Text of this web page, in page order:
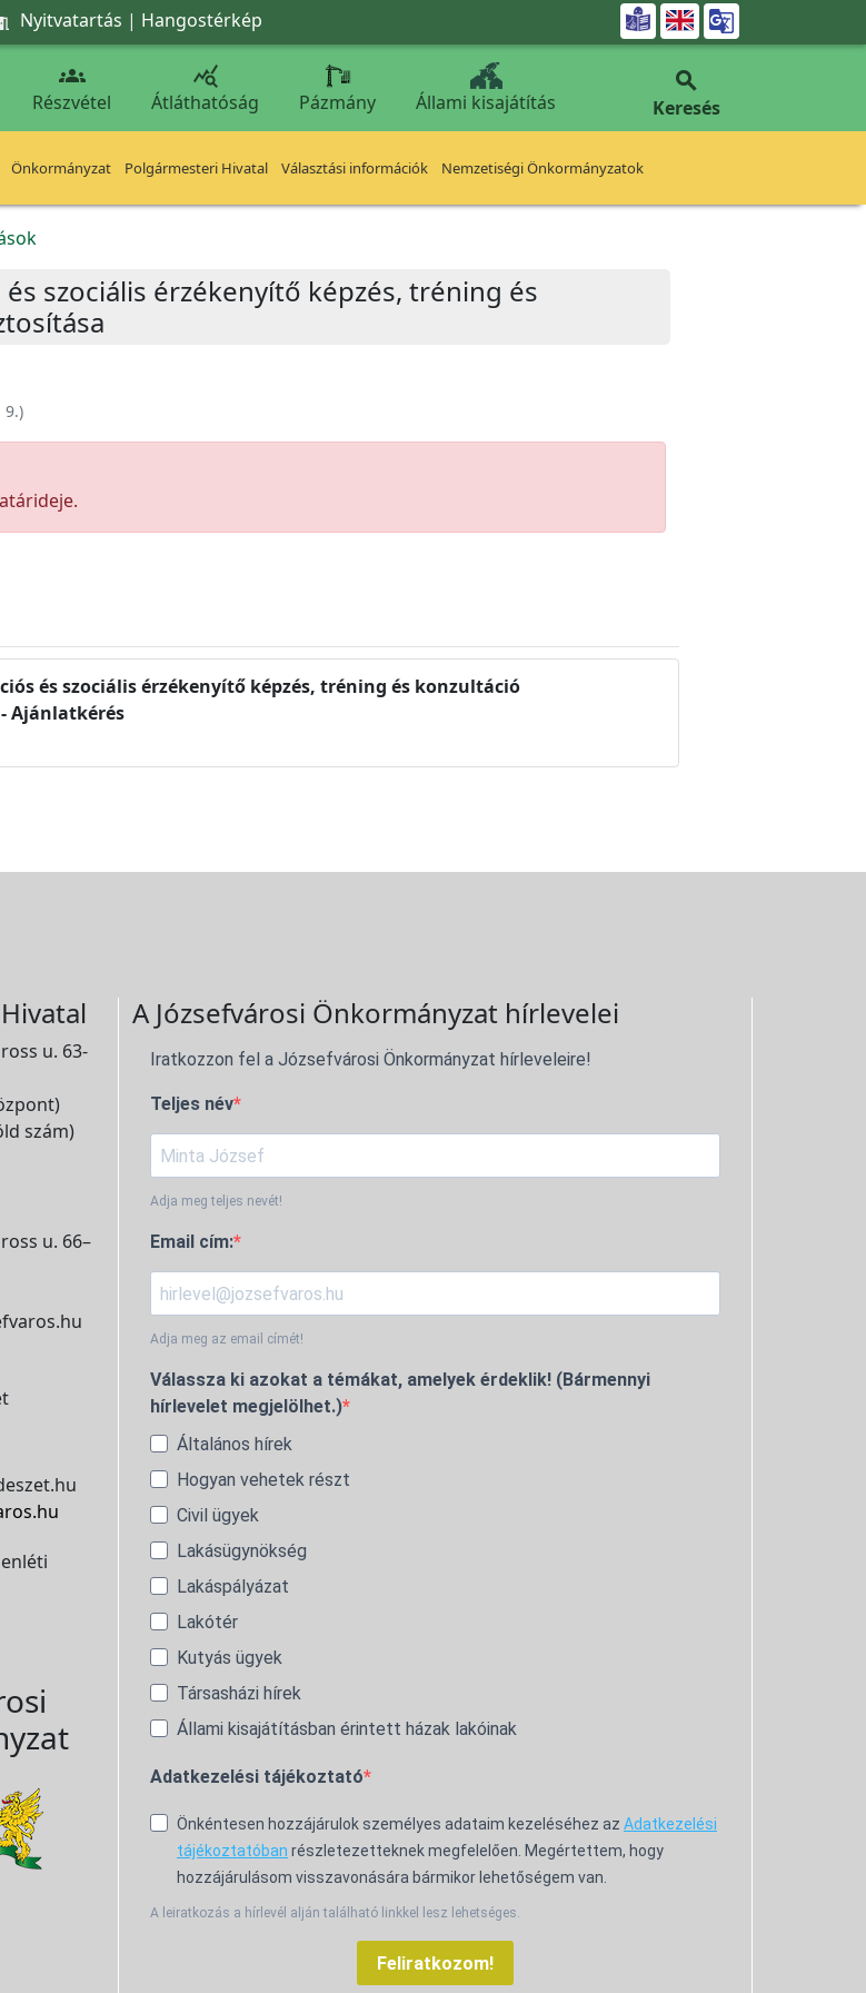
Nyitvatartás | Hangostérkép 

Részvétel

Átláthatóság Pázmány Állami kisajátítás

Keresés
Önkormányzat Polgármesteri Hivatal Választási információk Nemzetiségi Önkormányzatok
szociális érzékenyítő képzés, tréning és
9.)
és szociális érzékenyítő képzés, tréning és konzultáció
Ajánlatkérés
u. 63-
szám)
u. 66–
A Józsefvárosi Önkormányzat hírlevelei
Iratkozzon fel a Józsefvárosi Önkormányzat hírleveleire!
Teljes név
Adja meg teljes nevét!
Email cím:
Adja meg az email címét!
Válassza ki azokat a témákat, amelyek érdeklik! (Bármennyi
hírlevelet megjelölhet.)
Általános hírek
Hogyan vehetek részt
Civil ügyek
Lakásügynökség
Lakáspályázat
Lakótér
Kutyás ügyek
Társasházi hírek
Állami kisajátításban érintett házak lakóinak
Adatkezelési tájékoztató
Önkéntesen hozzájárulok személyes adataim kezeléséhez az Adatkezelési
tájékoztatóban részletezetteknek megfelelően. Megértettem, hogy
hozzájárulásom visszavonására bármikor lehetőségem van.
A leiratkozás a hírlevél alján található linkkel lesz lehetséges.
Feliratkozom!